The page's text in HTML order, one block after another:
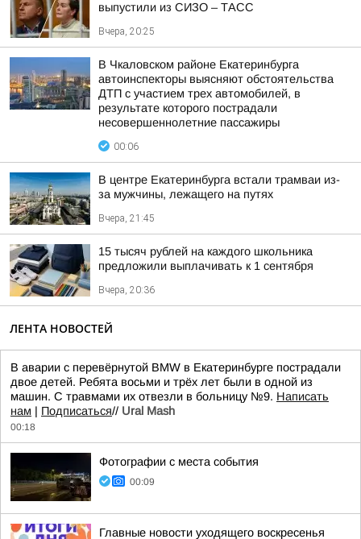
выпустили из СИЗО – ТАСС
Вчера, 20:25
В Чкаловском районе Екатеринбурга
автоинспекторы выясняют обстоятельства
ДТП с участием трех автомобилей, в
результате которого пострадали
несовершеннолетние пассажиры
00:06
В центре Екатеринбурга встали трамваи из-
за мужчины, лежащего на путях
Вчера, 21:45
15 тысяч рублей на каждого школьника
предложили выплачивать к 1 сентября
Вчера, 20:36
ЛЕНТА НОВОСТЕЙ
В аварии с перевёрнутой BMW в Екатеринбурге пострадали
двое детей. Ребята восьми и трёх лет были в одной из
машин. С травмами их отвезли в больницу №9. Написать
нам | Подписаться// Ural Mash
00:18
Фотографии с места события
00:09
Главные новости уходящего воскресенья